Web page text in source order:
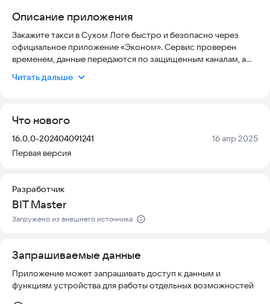
Описание приложения
Закажите такси в Сухом Логе быстро и безопасно через
официальное приложение «Эконом». Сервис проверен
временем, данные передаются по защищенным каналам, а
безопасность и комфорт. Приложение работает стабильно
Просто откройте приложение, введите адрес и нажмите
⚡️ Оформите заказ еще быстрее
Сохраните часто посещаемые места: дом, работу или
🚖 Сделайте поездку комфортнее
Добавьте к заказу свои пожелания или напишите
комментарий водителю перед началом поездки.
Читать дальше
Что нового
Версия:
16.0.0-202404091241 Дата:
16 апр 2025
Первая версия
Разработчик
BIT Master
Загружено из внешнего источника
Запрашиваемые данные
Приложение может запрашивать доступ к данным и
функциям устройства для работы отдельных возможностей